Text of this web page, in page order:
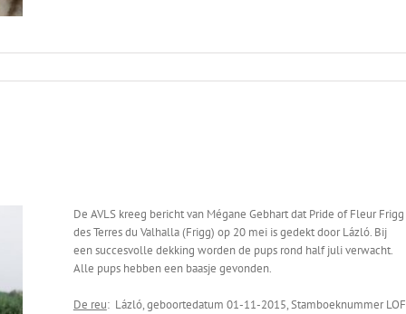
De AVLS kreeg bericht van Mégane Gebhart dat Pride of Fleur Frigg
des Terres du Valhalla (Frigg) op 20 mei is gedekt door Lázló. Bij
een succesvolle dekking worden de pups rond half juli verwacht.
Alle pups hebben een baasje gevonden.
De reu: Lázló, geboortedatum 01-11-2015, Stamboeknummer LOF